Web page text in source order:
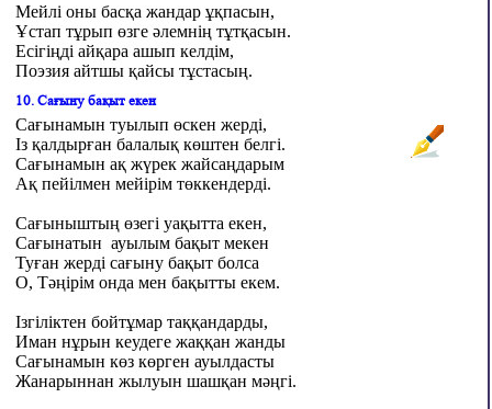
Мейлі оны басқа жандар ұқпасын,
Ұстап тұрып өзге әлемнің тұтқасын.
Есігіңді айқара ашып келдім,
Поэзия айтшы қайсы тұстасың.
10. Сағыну бақыт екен
Сағынамын туылып өскен жерді,
Із қалдырған балалық көштен белгі.
Сағынамын ақ жүрек жайсаңдарым
Ақ пейілмен мейірім төккендерді.
Сағыныштың өзегі уақытта екен,
Сағынатын ауылым бақыт мекен
Туған жерді сағыну бақыт болса
О, Тәңірім онда мен бақытты екем.
Ізгіліктен бойтұмар таққандарды,
Иман нұрын кеудеге жаққан жанды
Сағынамын көз көрген ауылдасты
Жанарыннан жылуын шашқан мәңгі.